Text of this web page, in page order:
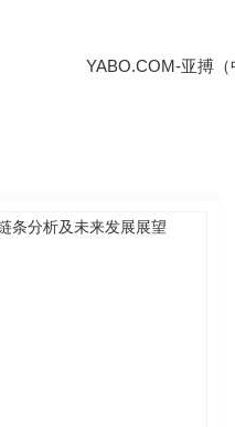
YABO.COM-亚搏（